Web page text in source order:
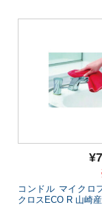
コンドル マイクロ
クロスECO R 山崎